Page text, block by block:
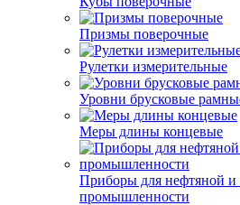
Призмы поверочные
Рулетки измерительные
Уровни брусковые
Меры длины концевые
Приборы для нефтяной и
промышленности